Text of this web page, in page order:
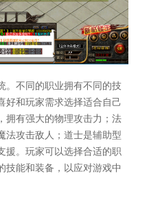
。不同的职业拥有不同的技
好和玩家需求选择适合自己
拥有强大的物理攻击力；法
法攻击敌人；道士是辅助型
援。玩家可以选择合适的职
技能和装备，以应对游戏中